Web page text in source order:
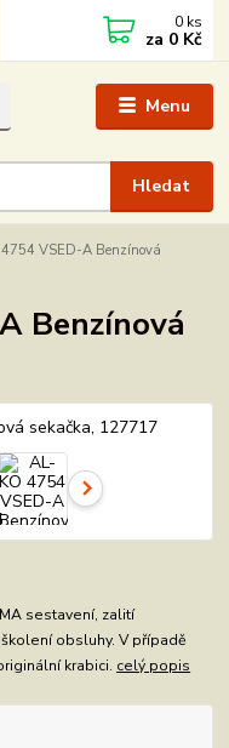
Menu
Hledat
0 ks
za 0 Kč
VSED-A Benzínová
Benzínová
sestavení, zalití
obsluhy. V případě
krabici. celý popis